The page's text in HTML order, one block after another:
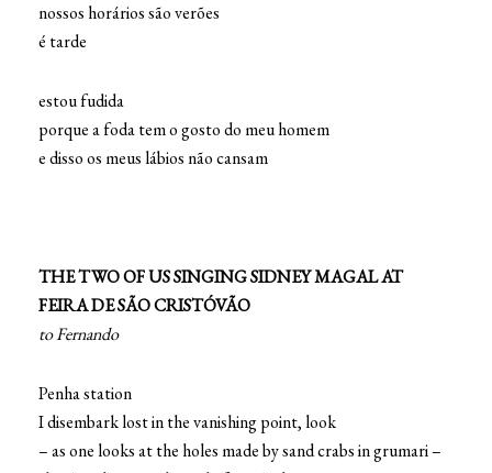
nossos horários são verões
é tarde
estou fudida
porque a foda tem o gosto do meu homem
e disso os meus lábios não cansam
THE TWO OF US SINGING SIDNEY MAGAL AT
FEIRA DE SÃO CRISTÓVÃO
to Fernando
Penha station
I disembark lost in the vanishing point, look
– as one looks at the holes made by sand crabs in grumari –